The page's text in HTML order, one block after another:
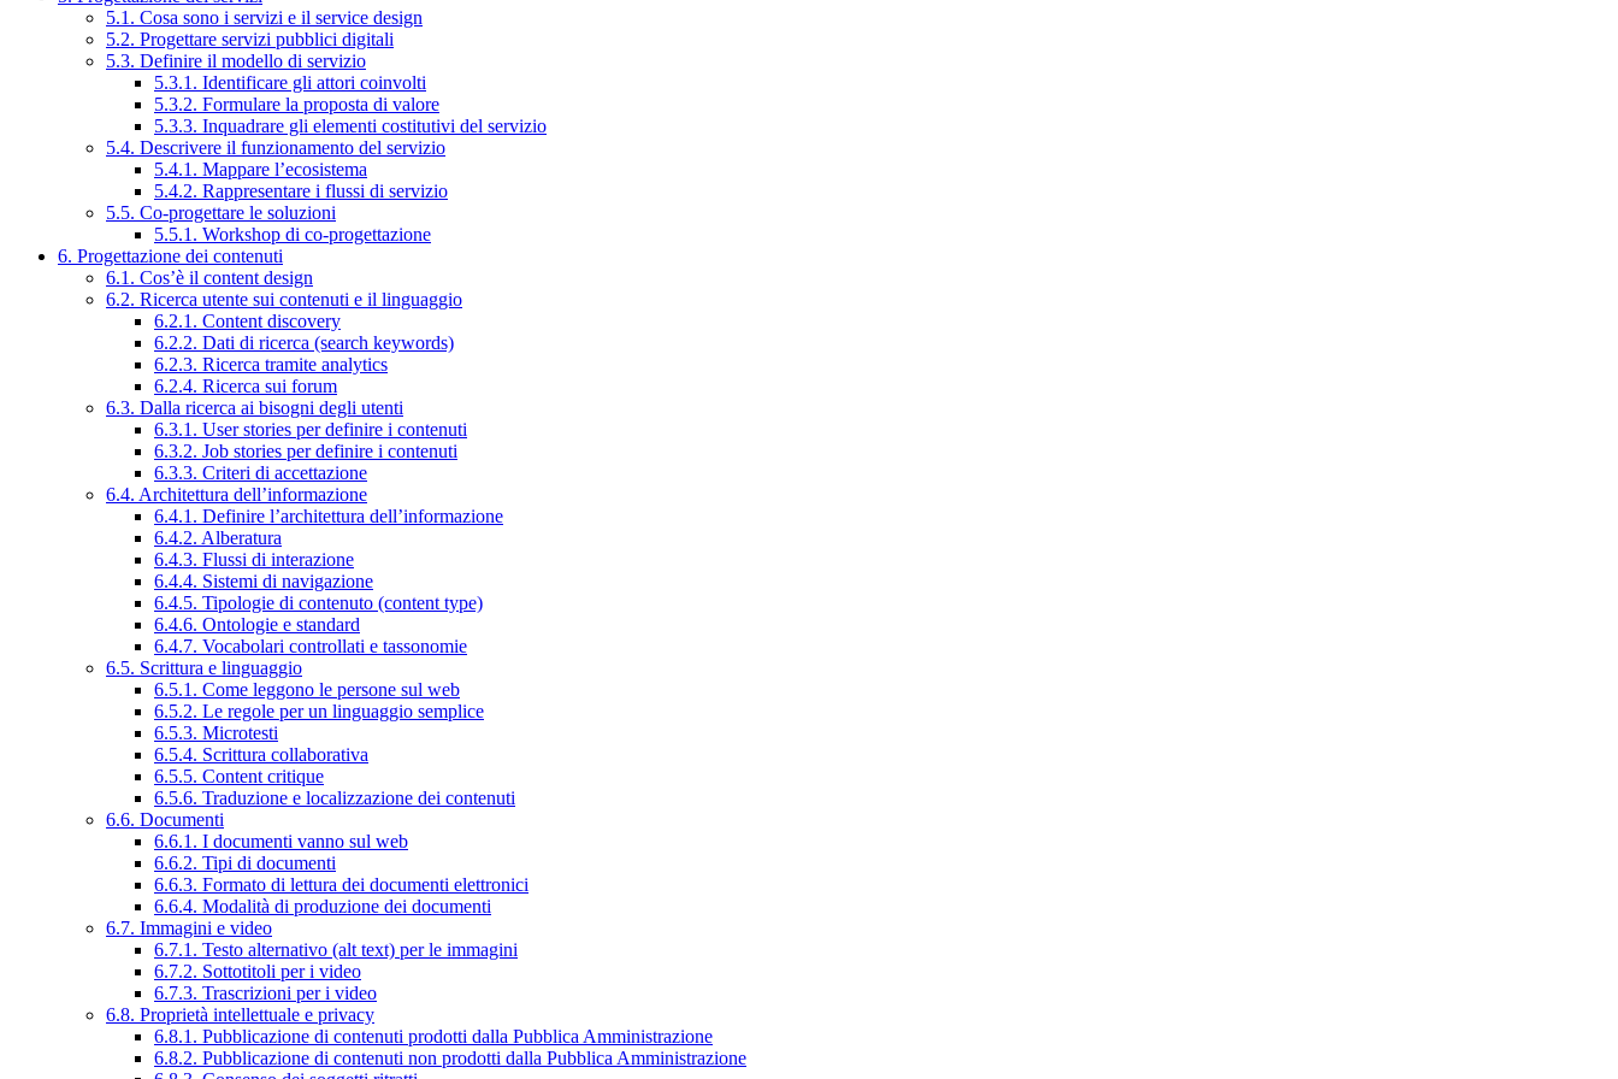
5.1. Cosa sono i servizi e il service design
5.2. Progettare servizi pubblici digitali
5.3. Definire il modello di servizio
5.3.1. Identificare gli attori coinvolti
5.3.2. Formulare la proposta di valore
5.3.3. Inquadrare gli elementi costitutivi del servizio
5.4. Descrivere il funzionamento del servizio
5.4.1. Mappare l’ecosistema
5.4.2. Rappresentare i flussi di servizio
5.5. Co-progettare le soluzioni
5.5.1. Workshop di co-progettazione
6. Progettazione dei contenuti
6.1. Cos’è il content design
6.2. Ricerca utente sui contenuti e il linguaggio
6.2.1. Content discovery
6.2.2. Dati di ricerca (search keywords)
6.2.3. Ricerca tramite analytics
6.2.4. Ricerca sui forum
6.3. Dalla ricerca ai bisogni degli utenti
6.3.1. User stories per definire i contenuti
6.3.2. Job stories per definire i contenuti
6.3.3. Criteri di accettazione
6.4. Architettura dell’informazione
6.4.1. Definire l’architettura dell’informazione
6.4.2. Alberatura
6.4.3. Flussi di interazione
6.4.4. Sistemi di navigazione
6.4.5. Tipologie di contenuto (content type)
6.4.6. Ontologie e standard
6.4.7. Vocabolari controllati e tassonomie
6.5. Scrittura e linguaggio
6.5.1. Come leggono le persone sul web
6.5.2. Le regole per un linguaggio semplice
6.5.3. Microtesti
6.5.4. Scrittura collaborativa
6.5.5. Content critique
6.5.6. Traduzione e localizzazione dei contenuti
6.6. Documenti
6.6.1. I documenti vanno sul web
6.6.2. Tipi di documenti
6.6.3. Formato di lettura dei documenti elettronici
6.6.4. Modalità di produzione dei documenti
6.7. Immagini e video
6.7.1. Testo alternativo (alt text) per le immagini
6.7.2. Sottotitoli per i video
6.7.3. Trascrizioni per i video
6.8. Proprietà intellettuale e privacy
6.8.1. Pubblicazione di contenuti prodotti dalla Pubblica Amministrazione
6.8.2. Pubblicazione di contenuti non prodotti dalla Pubblica Amministrazione